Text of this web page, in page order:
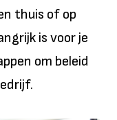
thuis of op
is voor je
om beleid